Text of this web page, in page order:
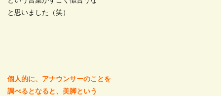
と思いました（笑）
個人的に、アナウンサーのことを
調べるとなると、美脚という